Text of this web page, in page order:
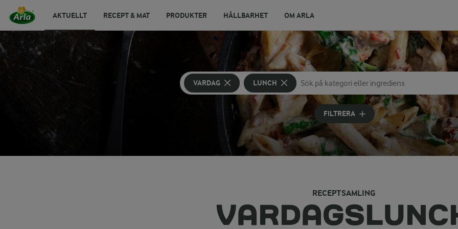
AKTUELLT RECEPT & MAT PRODUKTER HÅLLBARHET OM ARLA
VARDAG LUNCH
Sök på kategori eller ingrediens
Skriv in sökord för att få förslag
FILTRERA
RECEPTSAMLING